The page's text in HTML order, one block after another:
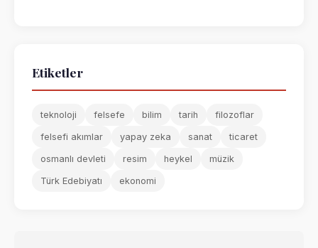
Etiketler
teknoloji felsefe bilim tarih filozoflar
felsefi akımlar yapay zeka sanat ticaret
osmanlı devleti resim heykel müzik
Türk Edebiyatı ekonomi